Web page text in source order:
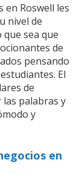
Roswell les
nivel de
sea que
de
pensando
El
de
palabras y
y
en